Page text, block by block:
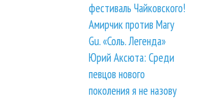
фестиваль Чайковского!
Амирчик против Mary
Gu. «Соль. Легенда»
Юрий Аксюта: Среди
певцов нового
поколения я не назову